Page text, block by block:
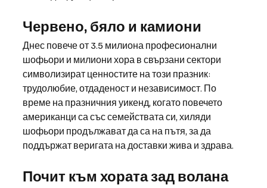
Червено, бяло и камиони
Днес повече от 3.5 милиона професионални
шофьори и милиони хора в свързани сектори
символизират ценностите на този празник:
трудолюбие, отдаденост и независимост. По
време на празничния уикенд, когато повечето
американци са със семействата си, хиляди
шофьори продължават да са на пътя, за да
поддържат веригата на доставки жива и здрава.
Почит към хората зад волана